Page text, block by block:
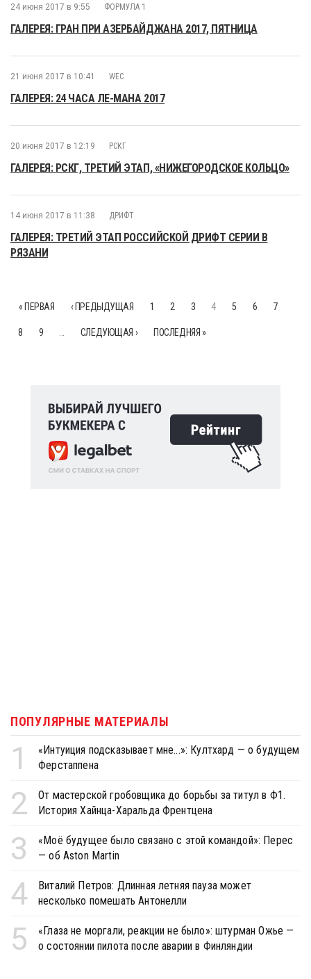
24 июня 2017 в 9:55 ФОРМУЛА 1
ГАЛЕРЕЯ: ГРАН ПРИ АЗЕРБАЙДЖАНА 2017, ПЯТНИЦА
21 июня 2017 в 10:41 WEC
ГАЛЕРЕЯ: 24 ЧАСА ЛЕ-МАНА 2017
20 июня 2017 в 12:19 РСКГ
ГАЛЕРЕЯ: РСКГ, ТРЕТИЙ ЭТАП, «НИЖЕГОРОДСКОЕ КОЛЬЦО»
14 июня 2017 в 11:38 ДРИФТ
ГАЛЕРЕЯ: ТРЕТИЙ ЭТАП РОССИЙСКОЙ ДРИФТ СЕРИИ В
РЯЗАНИ
« ПЕРВАЯ ‹ ПРЕДЫДУЩАЯ 1 2 3 4 5 6 7
8 9 СЛЕДУЮЩАЯ › ПОСЛЕДНЯЯ »
ПОПУЛЯРНЫЕ МАТЕРИАЛЫ
1
«Интуиция подсказывает мне...»: Култхард — о будущем
Ферстаппена
2
От мастерской гробовщика до борьбы за титул в Ф1.
История Хайнца-Харальда Френтцена
3
«Моё будущее было связано с этой командой»: Перес
— об Aston Martin
4
Виталий Петров: Длинная летняя пауза может
несколько помешать Антонелли
5
«Глаза не моргали, реакции не было»: штурман Ожье —
о состоянии пилота после аварии в Финляндии